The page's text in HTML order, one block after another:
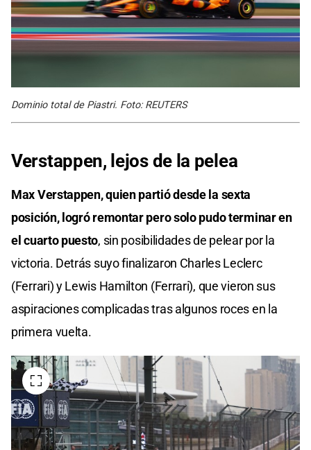
Dominio total de Piastri. Foto: REUTERS
Verstappen, lejos de la pelea
Max Verstappen, quien partió desde la sexta
posición, logró remontar pero solo pudo terminar en
el cuarto puesto, sin posibilidades de pelear por la
victoria. Detrás suyo finalizaron Charles Leclerc
(Ferrari) y Lewis Hamilton (Ferrari), que vieron sus
aspiraciones complicadas tras algunos roces en la
primera vuelta.